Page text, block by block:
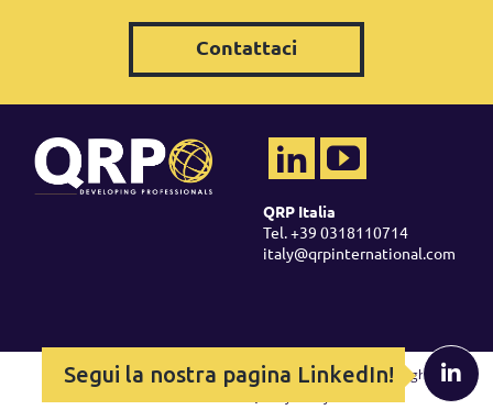
Contattaci
QRP Italia
Tel. +39 0318110714
italy@qrpinternational.com
Copyright © 2026 QRP -Legal Policy-Cookie Policy-
Copyright &
Segui la nostra pagina LinkedIn!